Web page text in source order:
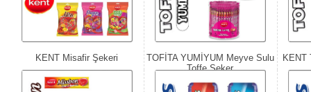
KENT Misafir Şekeri
TOFİTA YUMİYUM Meyve Sulu
Toffe Şeker
KENT